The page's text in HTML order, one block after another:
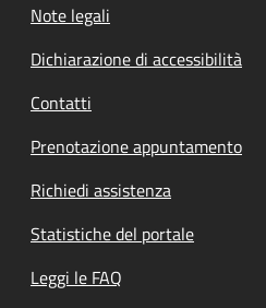
Note legali
Dichiarazione di accessibilità
Contatti
Prenotazione appuntamento
Richiedi assistenza
Statistiche del portale
Leggi le FAQ